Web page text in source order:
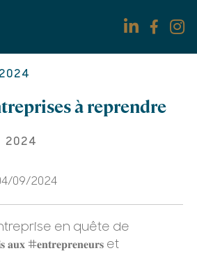
à reprendre
2024
09/2024
entreprise en quête de
#𝐞𝐧𝐭𝐫𝐞𝐩𝐫𝐞𝐧𝐞𝐮𝐫𝐬 et